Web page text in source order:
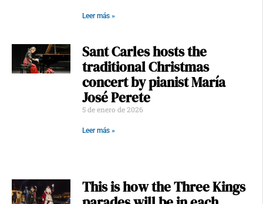
Leer más »
Sant Carles hosts the
traditional Christmas
concert by pianist María
José Perete
5 de enero de 2026
Leer más »
This is how the Three Kings